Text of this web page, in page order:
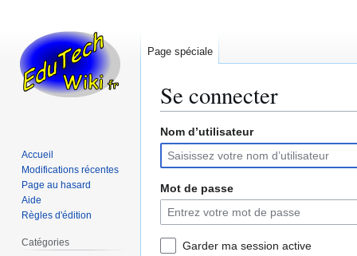
Se connecter
Aller
la
navigation
Aller
la
recherche
Nom d’utilisateur
Mot de passe
Garder ma session active
Page spéciale
Accueil
Modifications récentes
Page au hasard
Aide
Règles d'édition
Catégories